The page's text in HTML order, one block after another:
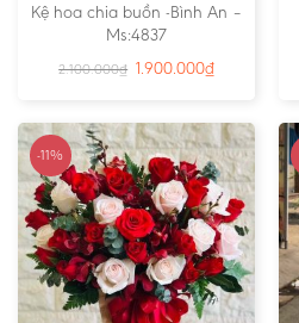
Kệ hoa chia buồn -Bình An –
Ms:4837
2.100.000₫ 1.900.000₫
-11%